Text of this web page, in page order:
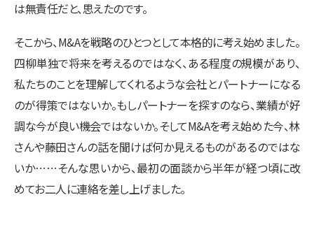
は無責任だと、思えたのです。
そこから、M&Aを戦略のひとつとして本格的に考え始めました。
四柳単独で将来を考えるのではなく、ある程度の規模があり、
私たちのことを理解してくれるような会社とパートナーになる
のが得策ではないか。もしパートナーを探すのなら、業績が好
調な今が良い機会ではないか。そしてM&Aを考え始めた今、林
さんや藤田さんの話を聞けば何か見えるものがあるのではな
いか……そんな思いから、最初の面談から半年が経つ頃に改
めてお二人に連絡を差し上げました。